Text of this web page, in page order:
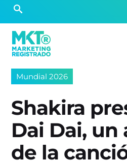
Mundial 2026
Shakira
Dai Dai,
de la